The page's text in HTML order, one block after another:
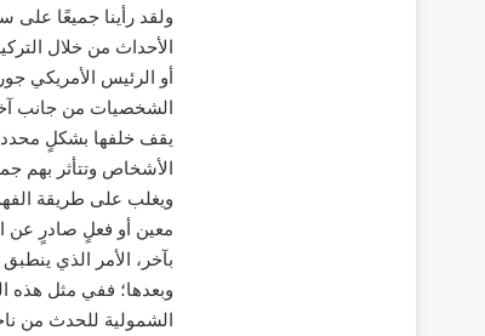
ولقد رأينا جميعًا على
الأحداث من خلال
أو الرئيس الأمريكي
الشخصيات من جانب
يقف خلفها بشكلٍ محدد،
الأشخاص وتتأثر بهم
ويغلب على طريقة
معين أو فعلٍ صادرٍ عن
بآخر، الأمر الذي
وبعدها؛ ففي مثل هذه
الشمولية للحدث من